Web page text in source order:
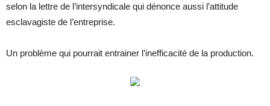
selon la lettre de l’intersyndicale qui dénonce aussi l’attitude
esclavagiste de l’entreprise.
Un problème qui pourrait entrainer l’inefficacité de la production.